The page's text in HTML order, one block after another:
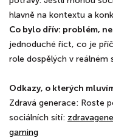
hlavně na kontextu a
Co bylo dřív: problém,
jednoduché říct, co je
role dospělých v reálném
Odkazy, o kterých
Zdravá generace: Roste
sociálních sítí:
gaming